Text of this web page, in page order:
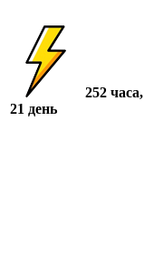
252 часа,
21 день